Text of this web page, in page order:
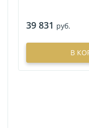
39 831 руб.
В